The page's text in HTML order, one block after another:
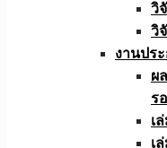
วิ
วิ
งานปร
ผ
ร
เ
เ